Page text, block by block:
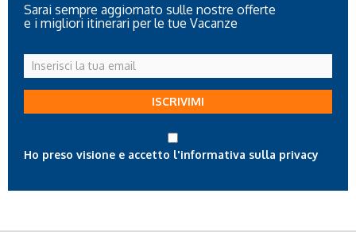
Sarai sempre aggiornato sulle nostre offerte
e i migliori itinerari per le tue Vacanze
Inserisci
la
tua
ISCRIVIMI
Ho preso visione e accetto l'informativa sulla privacy